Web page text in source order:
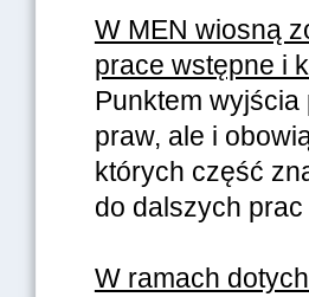
W MEN wiosną
prace wstępne i
Punktem wyjścia
praw, ale i
których część
do dalszych
W ramach